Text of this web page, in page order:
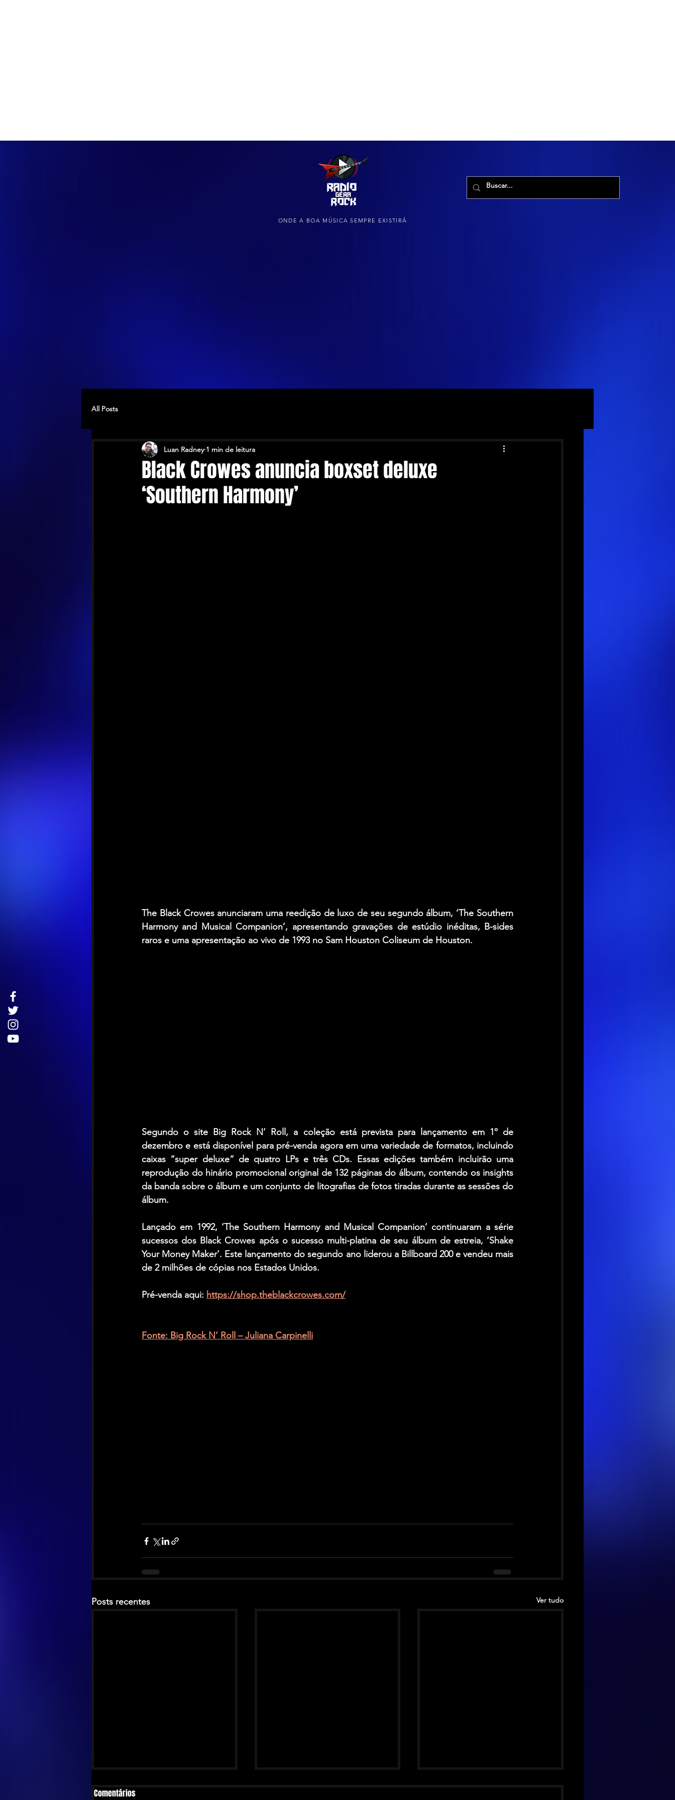
ONDE A BOA MÚSICA SEMPRE EXISTIRÁ
All Posts
Black Crowes anuncia boxset deluxe
‘Southern Harmony’
Luan Radney 1 min de leitura
The Black Crowes anunciaram uma reedição de luxo de seu segundo álbum, ‘The Southern
Harmony and Musical Companion’, apresentando gravações de estúdio inéditas, B-sides
raros e uma apresentação ao vivo de 1993 no Sam Houston Coliseum de Houston.
Segundo o site Big Rock N’ Roll, a coleção está prevista para lançamento em 1º de
dezembro e está disponível para pré-venda agora em uma variedade de formatos, incluindo
caixas “super deluxe” de quatro LPs e três CDs. Essas edições também incluirão uma
reprodução do hinário promocional original de 132 páginas do álbum, contendo os insights
da banda sobre o álbum e um conjunto de litografias de fotos tiradas durante as sessões do
álbum.
Lançado em 1992, ‘The Southern Harmony and Musical Companion’ continuaram a série
sucessos dos Black Crowes após o sucesso multi-platina de seu álbum de estreia, ‘Shake
Your Money Maker’. Este lançamento do segundo ano liderou a Billboard 200 e vendeu mais
de 2 milhões de cópias nos Estados Unidos.
Pré-venda aqui: https://shop.theblackcrowes.com/
Fonte: Big Rock N’ Roll – Juliana Carpinelli
Posts recentes Ver tudo
Comentários